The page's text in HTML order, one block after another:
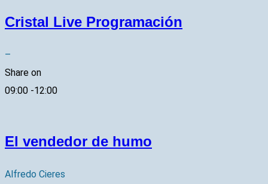
Cristal Live Programación
–
Share on
09:00 -12:00
El vendedor de humo
Alfredo Cieres